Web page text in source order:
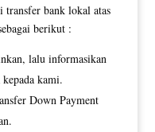
transfer bank lokal atas
berikut :
lalu informasikan
kami.
Down Payment